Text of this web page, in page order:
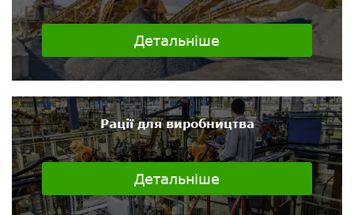
Детальніше
Рації для виробництва
Детальніше